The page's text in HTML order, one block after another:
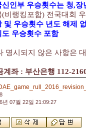
신인부 우승횟수는 청,장
(비랭킹포함) 전국대회
및 우승횟수 년도 해제
도 우승횟수 포함
명시되지 않은 사항은
계좌 : 부산은행 112-
년 07월 22일 21:09:27